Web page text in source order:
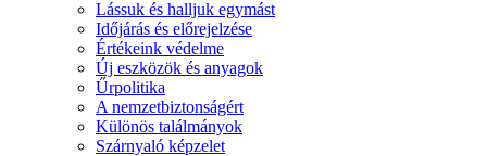
Lássuk és halljuk egymást
Időjárás és előrejelzése
Értékeink védelme
Új eszközök és anyagok
Űrpolitika
A nemzetbiztonságért
Különös találmányok
Szárnyaló képzelet